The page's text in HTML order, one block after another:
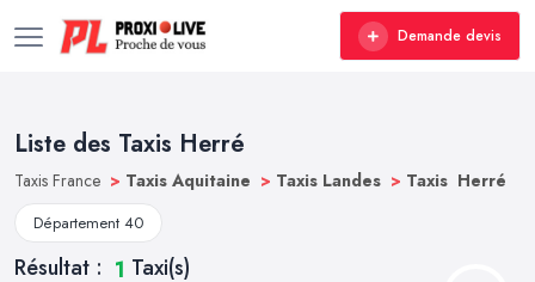
Demande devis
Liste des Taxis Herré
Taxis France > Taxis Aquitaine > Taxis Landes > Taxis Herré
Département 40
Résultat : 1 Taxi(s)